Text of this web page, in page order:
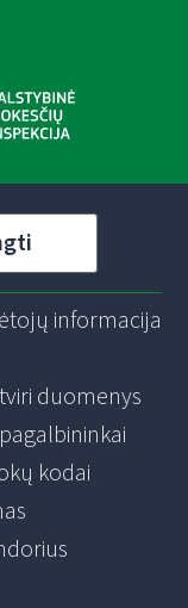
informacija
duomenys
kodai